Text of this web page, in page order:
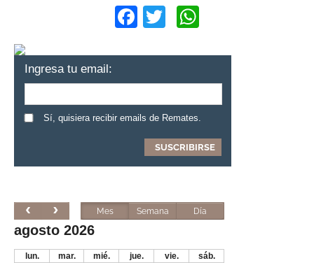
Facebook
Twitter
Ingresa tu email:
Sí, quisiera recibir emails de Remates.
Mes Semana Día
agosto 2026
lun. mar. mié. jue. vie. sáb.